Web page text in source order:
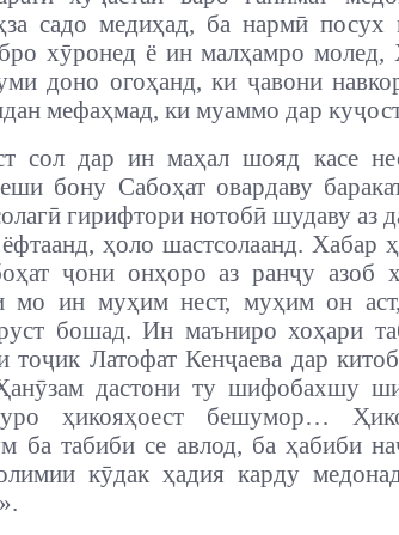
садо медиҳад, ба нармӣ
хӯронед ё ин малҳамро молед,
доно огоҳанд, ки ҷавони
мефаҳмад, ки муаммо дар
сол дар ин маҳал шояд касе
бону Сабоҳат овардаву
гирифтори нотобӣ шудаву аз
ҳоло шастсолаанд. Хабар
ҷони онҳоро аз ранҷу азоб
мо ин муҳим нест, муҳим он
бошад. Ин маъниро хоҳари
тоҷик Латофат Кенҷаева дар
дастони ту шифобахшу
ҳикояҳоест бешумор…
ба табиби се авлод, ба ҳабиби
кӯдак ҳадия карду